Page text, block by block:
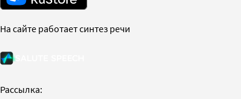
На сайте работает синтез речи
Рассылка: